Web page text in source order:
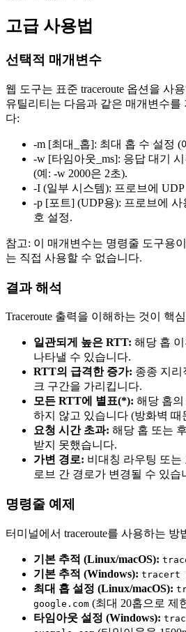
고급 사용법
선택적 매개변수
웹 도구는 표준 traceroute 옵션을 사
유틸리티는 다음과 같은 매개변수를
다:
-m [최대_홉]: 최대 홉 수 설정 (
-w [타임아웃_ms]: 응답 대기
(예: -w 2000은 2초).
-I (일부 시스템): 프로브에
-p [포트] (UDP용): 프로브에 사
호 설정.
참고: 이 매개변수는 명령줄 도구용
는 직접 사용할 수 없습니다.
결과 해석
Traceroute 출력을 이해하는 것이 핵
일관되게 높은 RTT: 해당 홉
나타낼 수 있습니다.
RTT의 급격한 증가: 종종 지리
크 구간을 가리킵니다.
모든 RTT에 별표(*): 해당 홉
하지 않고 있습니다 (방화벽 때
요청 시간 초과: 해당 홉 또는
받지 못했습니다.
가변 경로: 비대칭 라우팅 또는
로브 간 경로가 변경될 수 있습
명령줄 예제
터미널에서 traceroute를 사용하는
기본 추적 (Linux/macOS):
기본 추적 (Windows): tracert
최대 홉 설정 (Linux/macOS):
google.com (최대 20홉으로 제
타임아웃 설정 (Windows):